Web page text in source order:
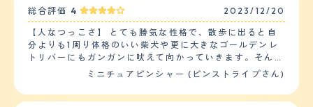
ますが、一人で家でお留守番してるときは、特にいたずら
したりせず、静かに過ごすことができます。家に誰かがい
る場合は、遊んでほしくあらゆるおもちゃ(ぬいぐるみ)を
持ってきてみたり、近くに来ては手で私もしくは夫の腕を
叩いてみたりと落ち着きなくあらゆる形でアピールしてい
座りからこちらがO.Kサインを出すまで食べないようにし
総合評価 4 2023/12/20
【人なつっこさ】 とても勝気な性格で、散歩に出ると自
分よりも1周り体格のいい柴犬や更に大きなゴールデンレ
トリバーにもガンガンに吠えて向かっていきます。そんな
豪快な部分は家にいる時でも仕草の節々に随所に見られ、
動している事が多いのですが、突然段ボールハウスの上に
ミニチュアピンシャー (ピンストライプさん)